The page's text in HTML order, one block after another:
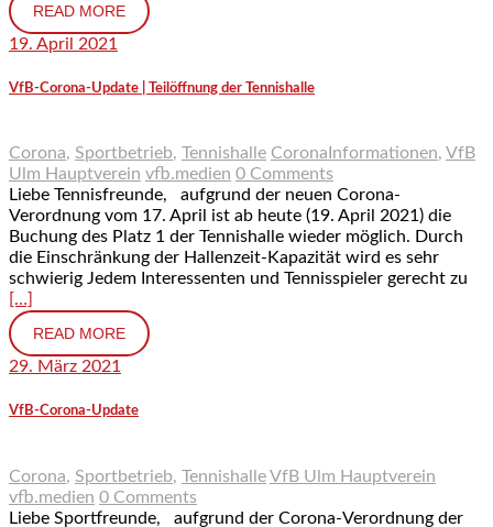
READ MORE
19. April 2021
VfB-Corona-Update | Teilöffnung der Tennishalle
Corona, Sportbetrieb, Tennishalle CoronaInformationen, VfB
Ulm Hauptverein vfb.medien 0 Comments
Liebe Tennisfreunde, aufgrund der neuen Corona-
Verordnung vom 17. April ist ab heute (19. April 2021) die
Buchung des Platz 1 der Tennishalle wieder möglich. Durch
die Einschränkung der Hallenzeit-Kapazität wird es sehr
schwierig Jedem Interessenten und Tennisspieler gerecht zu
[…]
READ MORE
29. März 2021
VfB-Corona-Update
Corona, Sportbetrieb, TennishalleVfB Ulm Hauptverein
vfb.medien 0 Comments
Liebe Sportfreunde, aufgrund der Corona-Verordnung der